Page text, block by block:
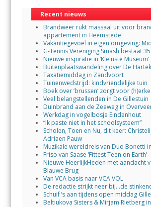
Recent nieuws
Brandweer rukt massaal uit voor
appartement in Heemstede
Vakantiegevoel in eigen omgeving:
G-Tennis Vereniging Smash bestaat
Nieuwe inspiratie in ‘Kleinste Museum’
Buitenplaatswandeling over De
Taxatiemiddag in Zandvoort
Tuinenwedstrijd: kindvriendelijke tuin
Boek over ‘brussen’ zorgt voor
Veel belangstellenden in De Gillestuin
Duinbrand aan de Zeeweg in
Werkdag in vogelbosje Eindenhout
“Ik paste niet in het schoolsysteem”
Scholen, Toen en Nu, dit keer:
Adriaen Pauw
Muzikale wereldreis van Duo Bonetti
Friso van Saase ‘Fittest Teen on Earth’
Nieuwe HeerlijkHeden met aandacht
Blauwe Brug
Van VCA basis naar VCA VOL
De redactie strijkt neer bij…de
Schuif ’s aan tijdens open middag
Beltiukova Sisters & Mirjam Rietberg